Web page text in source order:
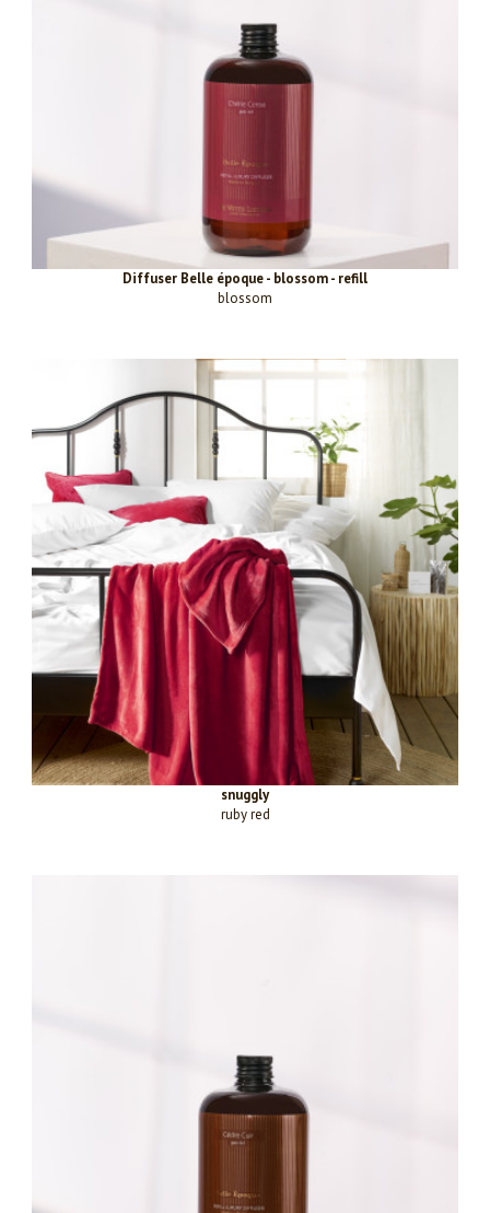
Diffuser Belle époque - blossom - refill
blossom
snuggly
ruby red